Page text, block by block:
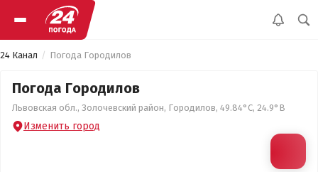
24 Канал Погода Городилов
Погода Городилов
Львовская обл., Золочевский район, Городилов, 49.84°С, 24.9°В
Изменить город